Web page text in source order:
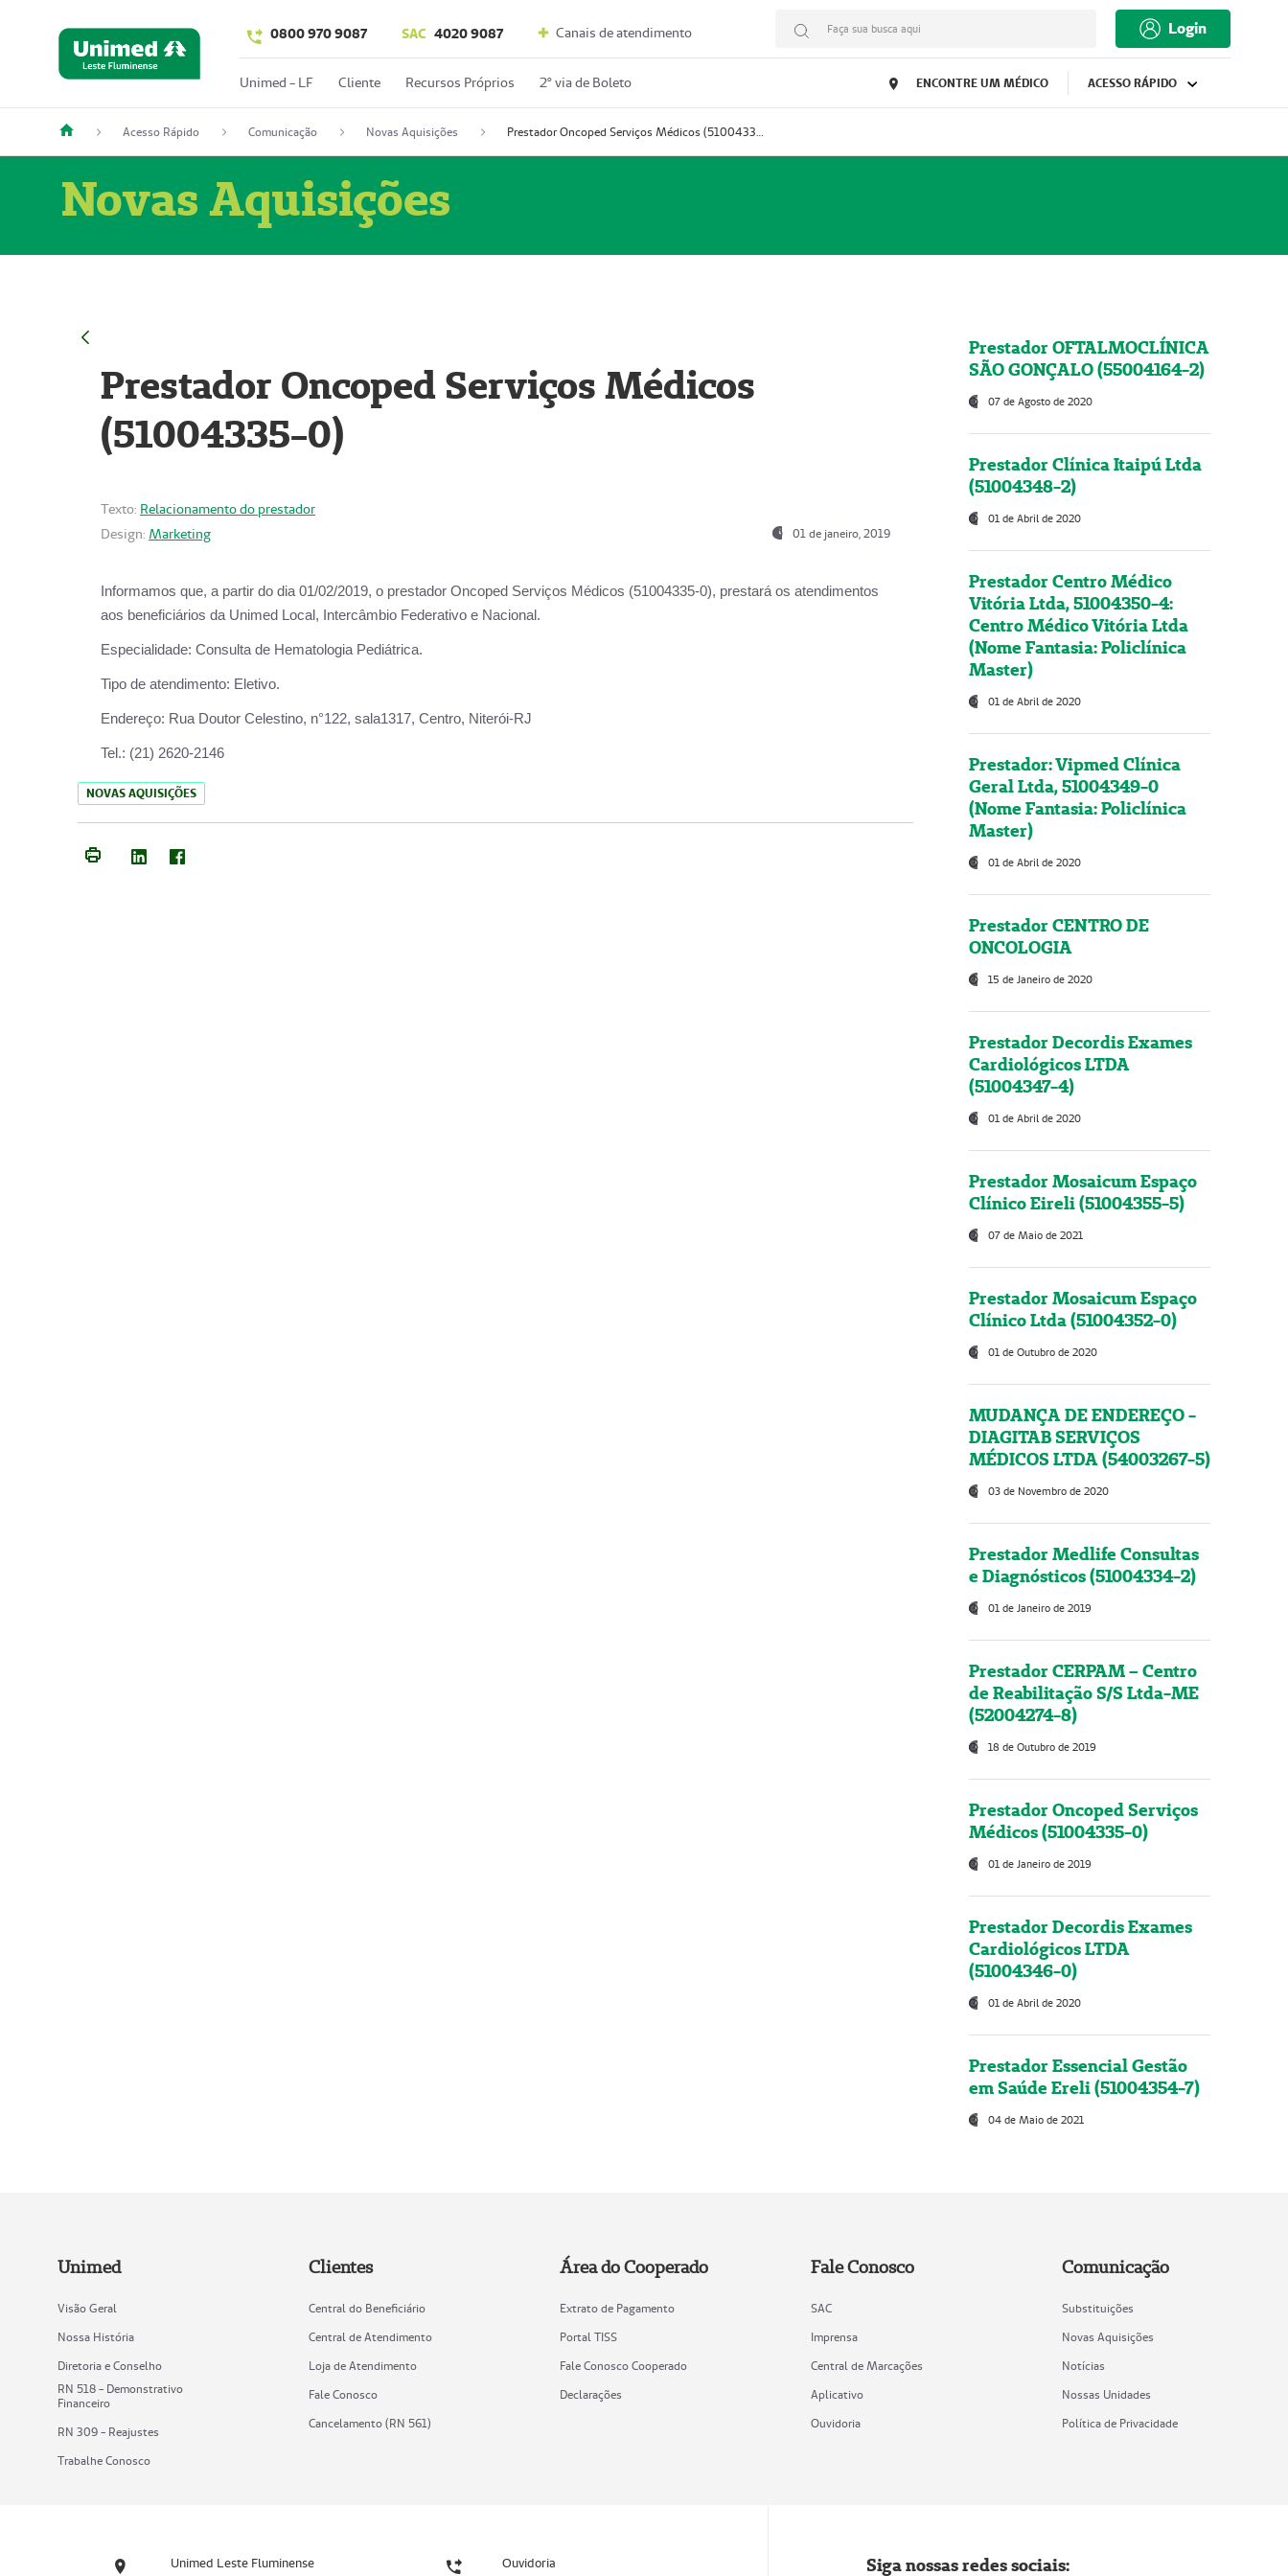
0800 970 9087 SAC 4020 9087 Canais de atendimento Faça sua busca aqui Login
Unimed - LF Cliente Recursos Próprios 2º via de Boleto ENCONTRE UM MÉDICO ACESSO RÁPIDO
Acesso Rápido Comunicação Novas Aquisições Prestador Oncoped Serviços Médicos (51004335-0)
Novas Aquisições
Prestador Oncoped Serviços Médicos
(51004335-0)
Texto: Relacionamento do prestador
Design: Marketing 01 de janeiro, 2019
Informamos que, a partir do dia 01/02/2019, o prestador Oncoped Serviços Médicos (51004335-0), prestará os atendimentos
aos beneficiários da Unimed Local, Intercâmbio Federativo e Nacional.
Especialidade: Consulta de Hematologia Pediátrica.
Tipo de atendimento: Eletivo.
Endereço: Rua Doutor Celestino, n°122, sala1317, Centro, Niterói-RJ
Tel.: (21) 2620-2146
NOVAS AQUISIÇÕES
Prestador OFTALMOCLÍNICA
SÃO GONÇALO (55004164-2)
07 de Agosto de 2020
Prestador Clínica Itaipú Ltda
(51004348-2)
01 de Abril de 2020
Prestador Centro Médico
Vitória Ltda, 51004350-4:
Centro Médico Vitória Ltda
(Nome Fantasia: Policlínica
Master)
01 de Abril de 2020
Prestador: Vipmed Clínica
Geral Ltda, 51004349-0
(Nome Fantasia: Policlínica
Master)
01 de Abril de 2020
Prestador CENTRO DE
ONCOLOGIA
15 de Janeiro de 2020
Prestador Decordis Exames
Cardiológicos LTDA
(51004347-4)
01 de Abril de 2020
Prestador Mosaicum Espaço
Clínico Eireli (51004355-5)
07 de Maio de 2021
Prestador Mosaicum Espaço
Clínico Ltda (51004352-0)
01 de Outubro de 2020
MUDANÇA DE ENDEREÇO -
DIAGITAB SERVIÇOS
MÉDICOS LTDA (54003267-5)
03 de Novembro de 2020
Prestador Medlife Consultas
e Diagnósticos (51004334-2)
01 de Janeiro de 2019
Prestador CERPAM – Centro
de Reabilitação S/S Ltda-ME
(52004274-8)
18 de Outubro de 2019
Prestador Oncoped Serviços
Médicos (51004335-0)
01 de Janeiro de 2019
Prestador Decordis Exames
Cardiológicos LTDA
(51004346-0)
01 de Abril de 2020
Prestador Essencial Gestão
em Saúde Ereli (51004354-7)
04 de Maio de 2021
Unimed
Visão Geral
Nossa História
Diretoria e Conselho
RN 518 - Demonstrativo
Financeiro
RN 309 - Reajustes
Trabalhe Conosco
Clientes
Central do Beneficiário
Central de Atendimento
Loja de Atendimento
Fale Conosco
Cancelamento (RN 561)
Área do Cooperado
Extrato de Pagamento
Portal TISS
Fale Conosco Cooperado
Declarações
Fale Conosco
SAC
Imprensa
Central de Marcações
Aplicativo
Ouvidoria
Comunicação
Substituições
Novas Aquisições
Notícias
Nossas Unidades
Política de Privacidade
Unimed Leste Fluminense Ouvidoria Siga nossas redes sociais: